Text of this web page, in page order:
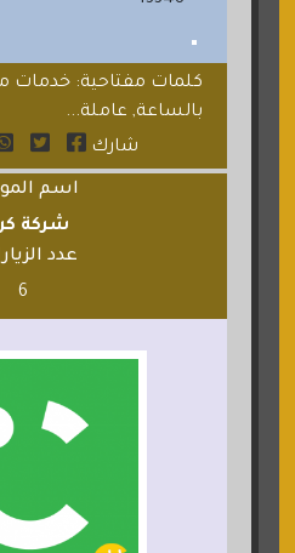
كلمات مفتاحية: خدمات
بالساعة, عاملة...
شارك
اسم
شركة
عدد
6